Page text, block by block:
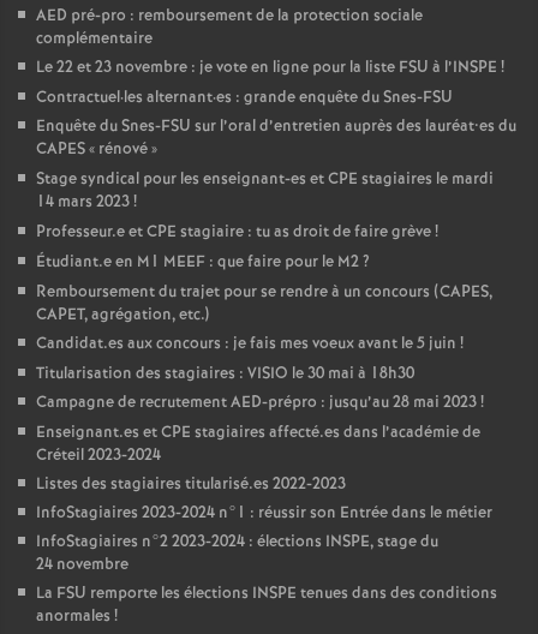
AED pré-pro : remboursement de la protection sociale
complémentaire
Le 22 et 23 novembre : je vote en ligne pour la liste FSU à l’INSPE !
Contractuel·les alternant·es : grande enquête du Snes-FSU
Enquête du Snes-FSU sur l’oral d’entretien auprès des lauréat•es du
CAPES« rénové»
Stage syndical pour les enseignant-es etCPE stagiaires le mardi
14 mars 2023!
Professeur.e etCPE stagiaire : tu as droit de faire grève!
Étudiant.e en M1 MEEF : que faire pour le M2?
Remboursement du trajet pour se rendre à un concours (CAPES,
CAPET, agrégation, etc.)
Candidat.es aux concours : je fais mes voeux avant le 5 juin !
Titularisation des stagiaires : VISIO le 30 mai à 18h30
Campagne de recrutementAED-prépro : jusqu’au 28 mai 2023!
Enseignant.es etCPE stagiaires affecté.es dans l’académie de
Créteil 2023-2024
Listes des stagiaires titularisé.es 2022-2023
InfoStagiaires 2023-2024 n°1 : réussir son Entrée dans le métier
InfoStagiaires n°2 2023-2024 : élections INSPE, stage du
24 novembre
La FSU remporte les élections INSPE tenues dans des conditions
anormales !